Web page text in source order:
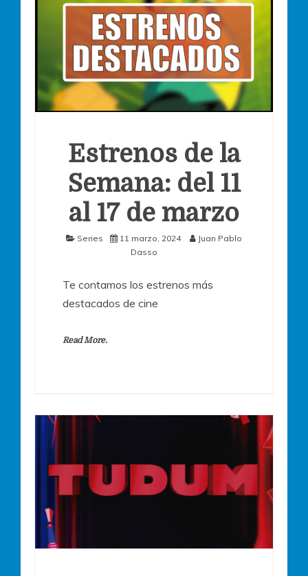
Estrenos de la
Semana: del 11
al 17 de marzo
Series 11 marzo, 2024
Juan Pablo
Dasso
Te contamos los estrenos más
destacados de cine
Read More.